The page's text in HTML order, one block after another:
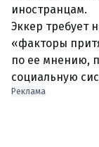
иностранцам.
Эккер требует
«факторы
по ее мнению,
социальную
Реклама